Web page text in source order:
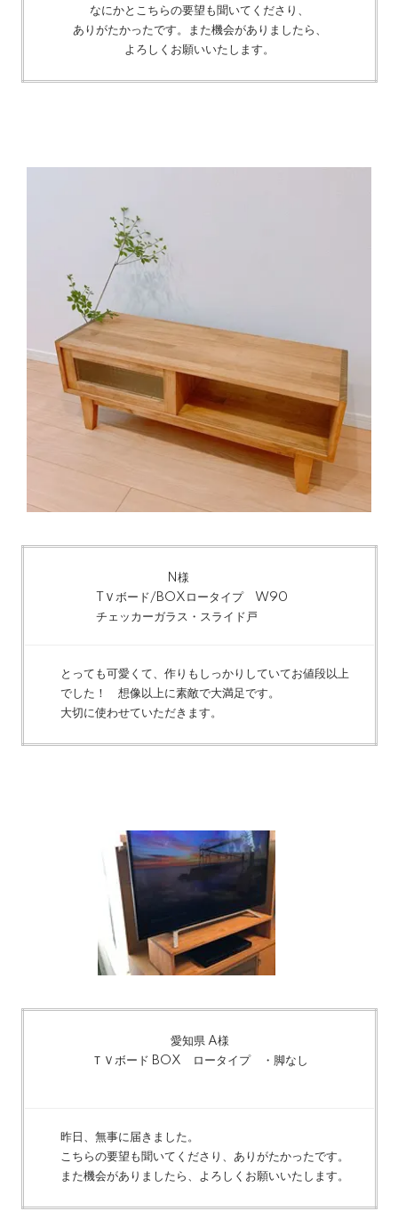
なにかとこちらの要望も聞いてくださり、
ありがたかったです。また機会がありましたら、
よろしくお願いいたします。
N様
TＶボード/BOXロータイプ W90
チェッカーガラス・スライド戸
とっても可愛くて、作りもしっかりしていてお値段以上
でした！ 想像以上に素敵で大満足です。
大切に使わせていただきます。
愛知県 A様
ＴＶボード BOX ロータイプ ・脚なし
昨日、無事に届きました。
こちらの要望も聞いてくださり、ありがたかったです。
また機会がありましたら、よろしくお願いいたします。